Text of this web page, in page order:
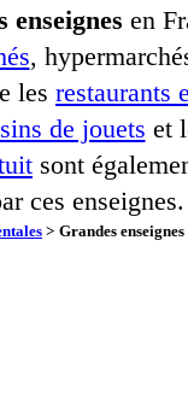
enseignes en
,
les restaurants
de jouets et
sont
ces enseignes.
> Grandes